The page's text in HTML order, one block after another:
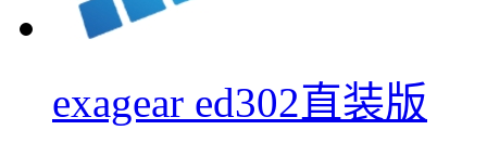
exagear ed302直装版